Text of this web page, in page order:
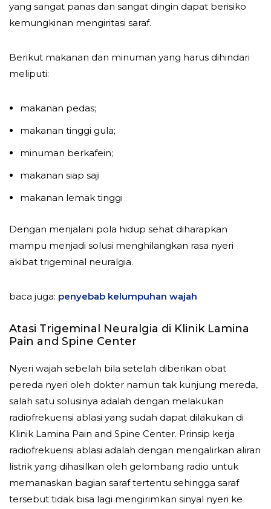
yang sangat panas dan sangat dingin dapat berisiko
kemungkinan mengiritasi saraf.
Berikut makanan dan minuman yang harus dihindari
meliputi:
makanan pedas;
makanan tinggi gula;
minuman berkafein;
makanan siap saji
makanan lemak tinggi
Dengan menjalani pola hidup sehat diharapkan
mampu menjadi solusi menghilangkan rasa nyeri
akibat trigeminal neuralgia.
baca juga: penyebab kelumpuhan wajah
Atasi Trigeminal Neuralgia di Klinik Lamina
Pain and Spine Center
Nyeri wajah sebelah bila setelah diberikan obat
pereda nyeri oleh dokter namun tak kunjung mereda,
salah satu solusinya adalah dengan melakukan
radiofrekuensi ablasi yang sudah dapat dilakukan di
Klinik Lamina Pain and Spine Center. Prinsip kerja
radiofrekuensi ablasi adalah dengan mengalirkan aliran
listrik yang dihasilkan oleh gelombang radio untuk
memanaskan bagian saraf tertentu sehingga saraf
tersebut tidak bisa lagi mengirimkan sinyal nyeri ke